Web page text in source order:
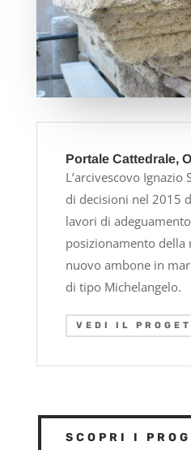
Portale Cattedrale,
L’arcivescovo Ignazio
di decisioni nel 2015
lavori di
posizionamento della
nuovo ambone in
di tipo Michelangelo.
VEDI IL
SCOPRI I